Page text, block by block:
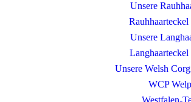
Unsere
Rauhhaarteckel
Unsere
Langhaarteckel
Unsere Welsh
WCP
Westfalen-